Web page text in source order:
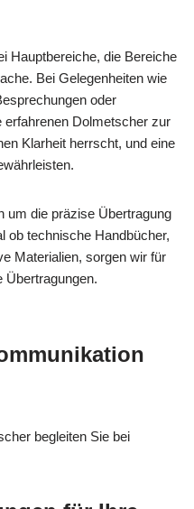
Hauptbereiche, die Bereiche
Bei Gelegenheiten wie
oder
erfahrenen Dolmetscher zur
Klarheit herrscht, und eine
um die präzise Übertragung
ob technische Handbücher,
Materialien, sorgen wir für
Übertragungen.
begleiten Sie bei